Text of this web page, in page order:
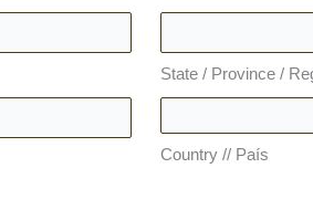
State / Province /
Country // País